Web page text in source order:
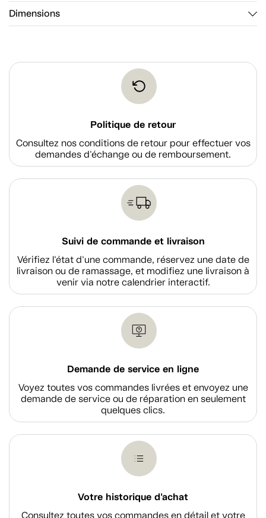
Dimensions
Politique de retour
Consultez nos conditions de retour pour effectuer vos
demandes d'échange ou de remboursement.
Suivi de commande et livraison
Vérifiez l'état d'une commande, réservez une date de
livraison ou de ramassage, et modifiez une livraison à
venir via notre calendrier interactif.
Demande de service en ligne
Voyez toutes vos commandes livrées et envoyez une
demande de service ou de réparation en seulement
quelques clics.
Votre historique d'achat
Consultez toutes vos commandes en détail et votre